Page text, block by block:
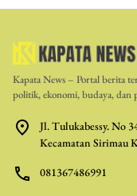
Kapata News – Portal berita
politik, ekonomi, budaya,
Jl. Tulukabessy. No
Kecamatan Sirimau
081367486991